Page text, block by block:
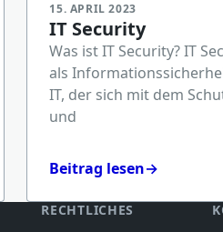
15. APRIL 2023
IT Security
Was ist IT Security? IT
als
IT, der sich mit dem
und
Beitrag lesen→
RECHTLICHES